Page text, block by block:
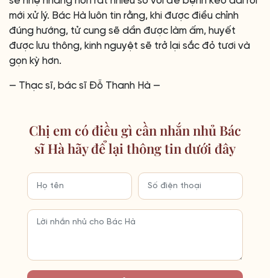
mới xử lý. Bác Hà luôn tin rằng, khi được điều chỉnh
đúng hướng, tử cung sẽ dần được làm ấm, huyết
được lưu thông, kinh nguyệt sẽ trở lại sắc đỏ tươi và
gọn kỳ hơn.
— Thạc sĩ, bác sĩ Đỗ Thanh Hà —
Chị em có điều gì cần nhắn nhủ Bác
sĩ Hà hãy để lại thông tin dưới đây